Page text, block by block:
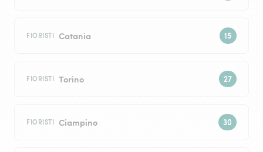
FIORISTI Catania
FIORISTI Torino
FIORISTI Ciampino